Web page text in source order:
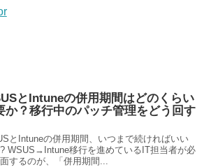
とIntuneの併用期間はどのくらい
か？移行中のパッチ管理をどう回す
とIntuneの併用期間、いつまで続ければいい
WSUS→Intune移行を進めているIT担当者が必
するのが、「併用期間...